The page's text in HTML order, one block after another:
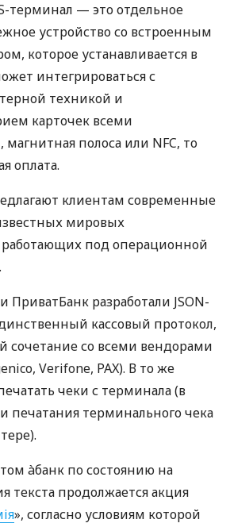
терминал — это отдельное
устройство со встроенным
которое устанавливается в
интегрироваться с
техникой и
карточек всеми
полоса или NFC, то
оплата.
клиентам современные
мировых
под операционной
ПриватБанк разработали JSON-
кассовый протокол,
со всеми вендорами
Verifone, PAX). В то же
чеки с терминала (в
печатания терминального чека
àбанк по состоянию на
текста продолжается акция
», согласно условиям которой